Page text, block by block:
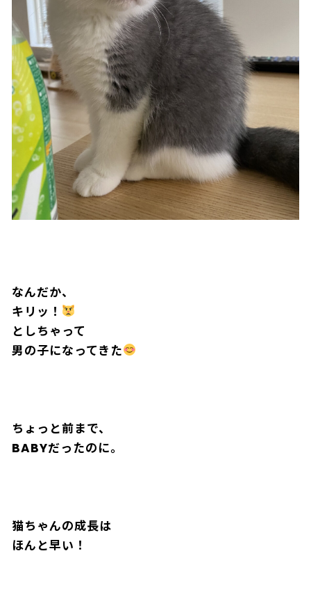
なんだか、
キリッ！
としちゃって
男の子になってきた
ちょっと前まで、
BABYだったのに。
猫ちゃんの成長は
ほんと早い！